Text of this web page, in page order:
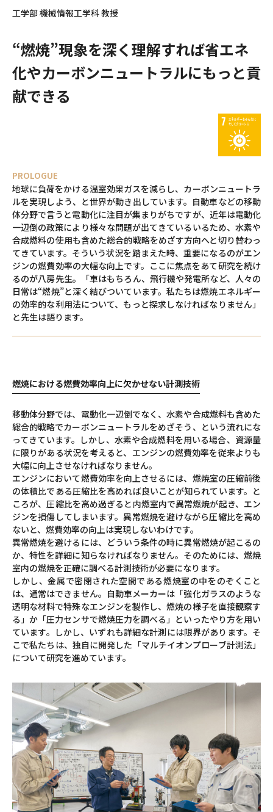
工学部 機械情報工学科 教授
“燃焼”現象を深く理解すれば省エネ
化やカーボンニュートラルにもっと貢
献できる
PROLOGUE
地球に負荷をかける温室効果ガスを減らし、カーボンニュートラ
ルを実現しよう、と世界が動き出しています。自動車などの移動
体分野で言うと電動化に注目が集まりがちですが、近年は電動化
一辺倒の政策により様々な問題が出てきているいるため、水素や
合成燃料の使用も含めた総合的戦略をめざす方向へと切り替わっ
てきています。そういう状況を踏まえた時、重要になるのがエン
ジンの燃費効率の大幅な向上です。ここに焦点をあて研究を続け
るのが八房先生。「車はもちろん、飛行機や発電所など、人々の
日常は“燃焼”と深く結びついています。私たちは燃焼エネルギー
の効率的な利用法について、もっと探求しなければなりません」
と先生は語ります。
燃焼における燃費効率向上に欠かせない計測技術
移動体分野では、電動化一辺倒でなく、水素や合成燃料も含めた
総合的戦略でカーボンニュートラルをめざそう、という流れにな
ってきています。しかし、水素や合成燃料を用いる場合、資源量
に限りがある状況を考えると、エンジンの燃費効率を従来よりも
大幅に向上させなければなりません。
エンジンにおいて燃費効率を向上させるには、燃焼室の圧縮前後
の体積比である圧縮比を高めれば良いことが知られています。と
ころが、圧縮比を高め過ぎると内燃室内で異常燃焼が起き、エン
ジンを損傷してしまいます。異常燃焼を避けながら圧縮比を高め
ないと、燃費効率の向上は実現しないわけです。
異常燃焼を避けるには、どういう条件の時に異常燃焼が起こるの
か、特性を詳細に知らなければなりません。そのためには、燃焼
室内の燃焼を正確に調べる計測技術が必要になります。
しかし、金属で密閉された空間である燃焼室の中をのぞくこと
は、通常はできません。自動車メーカーは「強化ガラスのような
透明な材料で特殊なエンジンを製作し、燃焼の様子を直接観察す
る」か「圧力センサで燃焼圧力を調べる」といったやり方を用い
ています。しかし、いずれも詳細な計測には限界があります。そ
こで私たちは、独自に開発した「マルチイオンプローブ計測法」
について研究を進めています。